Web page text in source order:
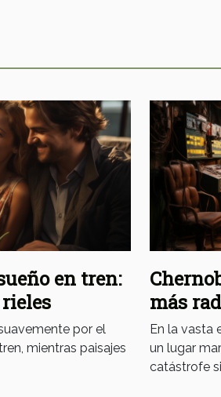
en tren:
por el
mientras paisajes
más
En la vasta
un lugar
catástrofe